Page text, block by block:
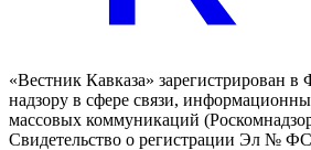
«Вестник Кавказа» зарегистрирован
надзору в сфере связи,
массовых коммуникаций
Свидетельство о регистрации Эл №